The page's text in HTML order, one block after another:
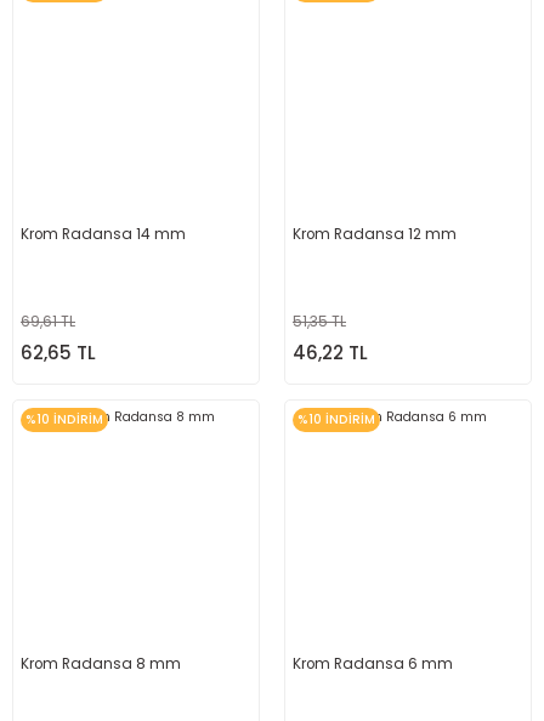
Krom Radansa 14 mm
69,61 TL
62,65 TL
Krom Radansa 12 mm
51,35 TL
46,22 TL
%10 İNDİRİM
Krom Radansa 8 mm
%10 İNDİRİM
Krom Radansa 6 mm